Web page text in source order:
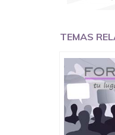
要交定金
学士学位
西州立
位于圣何
高的就业
志评选为
TEMAS